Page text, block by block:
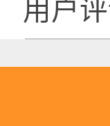
用户